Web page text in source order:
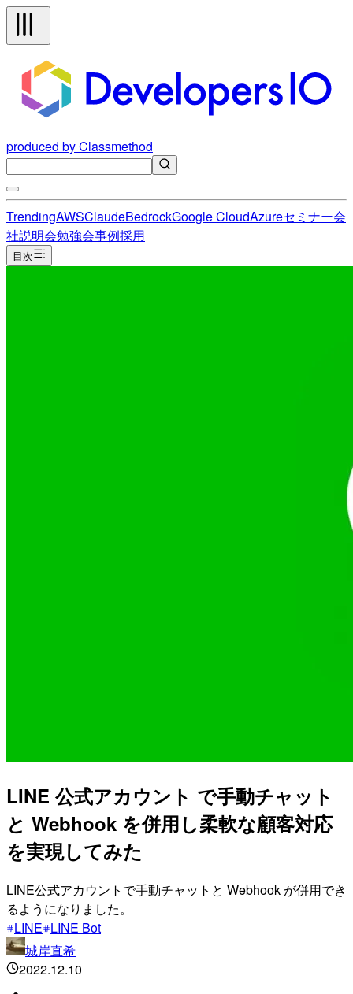
produced by Classmethod
TrendingAWSClaudeBedrockGoogle CloudAzureセミナー会
社説明会勉強会事例採用
目次
LINE 公式アカウント で手動チャット
と Webhook を併用し柔軟な顧客対応
を実現してみた
LINE公式アカウントで手動チャットと Webhook が併用でき
るようになりました。
LINE LINE Bot
城岸直希
2022.12.10